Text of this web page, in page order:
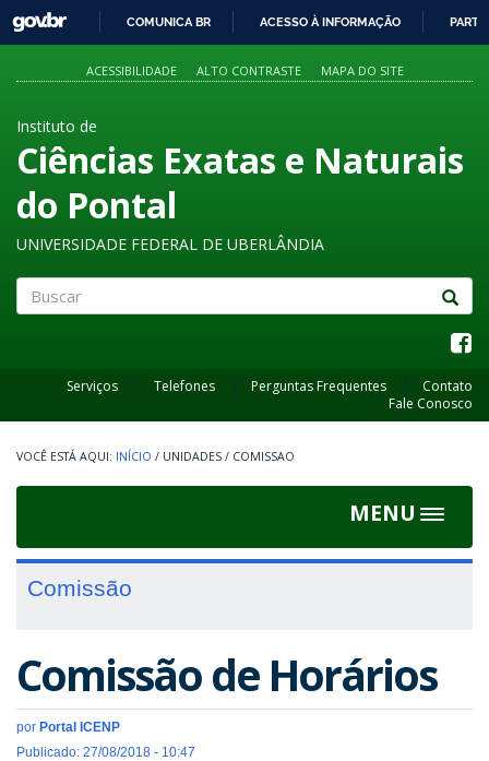
PARA
O
GOVBR
COMUNICA BR ACESSO À INFORMAÇÃO
ACESSIBILIDADE ALTO CONTRASTE MAPA DO SITE
Instituto de
Ciências Exatas e Naturais
do Pontal
UNIVERSIDADE FEDERAL DE UBERLÂNDIA
Serviços Telefones Perguntas Frequentes
Contato
Fale Conosco
INÍCIO / UNIDADES / COMISSAO
MENU
Toggle
Comissão
Comissão de Horários
por Portal ICENP
Publicado: 27/08/2018 - 10:47